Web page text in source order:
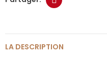
LA DESCRIPTION